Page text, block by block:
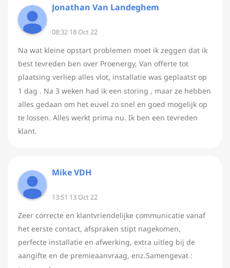
Jonathan Van Landeghem
08:32 18 Oct 22
Na wat kleine opstart problemen moet ik zeggen dat ik
best tevreden ben over Proenergy, Van offerte tot
plaatsing verliep alles vlot, installatie was geplaatst op
1 dag . Na 3 weken had ik een storing , maar ze hebben
alles gedaan om het euvel zo snel en goed mogelijk op
te lossen. Alles werkt prima nu. Ik ben een tevreden
klant.
Mike VDH
13:51 13 Oct 22
Zeer correcte en klantvriendelijke communicatie vanaf
het eerste contact, afspraken stipt nagekomen,
perfecte installatie en afwerking, extra uitleg bij de
aangifte en de premieaanvraag, enz.Samengevat :